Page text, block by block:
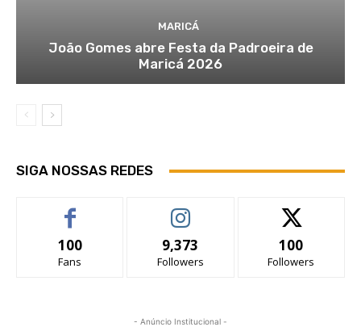
MARICÁ
João Gomes abre Festa da Padroeira de
Maricá 2026
SIGA NOSSAS REDES
100
Fans
9,373
Followers
100
Followers
- Anúncio Institucional -